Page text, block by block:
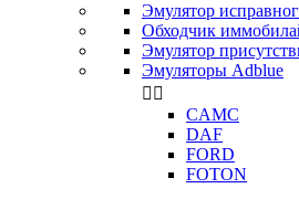
Эмулятор
Обходчик
Эмулятор
Эмуляторы Adblue
 
CAMC
DAF
FORD
FOTON